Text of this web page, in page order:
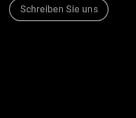
Schreiben Sie uns